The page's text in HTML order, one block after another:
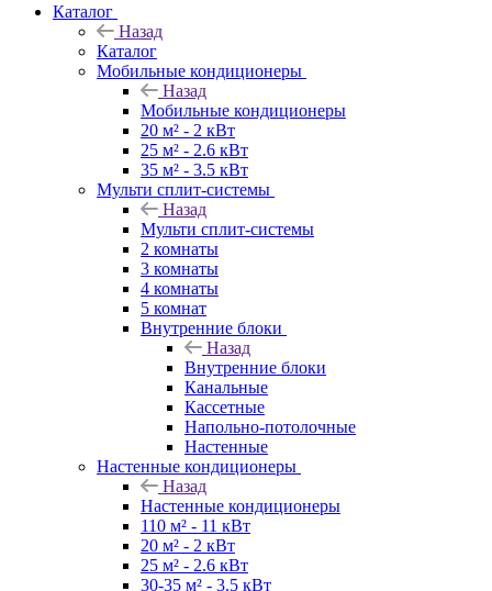
Каталог
Назад
Каталог
Мобильные кондиционеры
Назад
Мобильные кондиционеры
20 м² - 2 кВт
25 м² - 2.6 кВт
35 м² - 3.5 кВт
Мульти сплит-системы
Назад
Мульти сплит-системы
2 комнаты
3 комнаты
4 комнаты
5 комнат
Внутренние блоки
Назад
Внутренние блоки
Канальные
Кассетные
Напольно-потолочные
Настенные
Настенные кондиционеры
Назад
Настенные кондиционеры
110 м² - 11 кВт
20 м² - 2 кВт
25 м² - 2.6 кВт
30-35 м² - 3.5 кВт